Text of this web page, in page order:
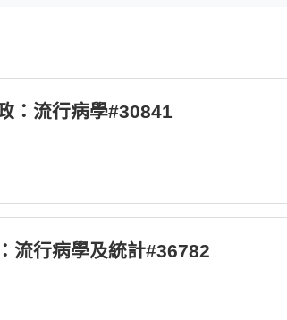
：流行病學#30841
流行病學及統計#36782